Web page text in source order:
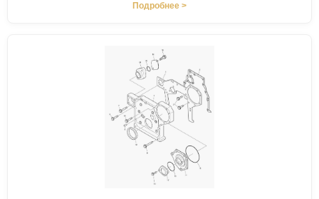
Подробнее >